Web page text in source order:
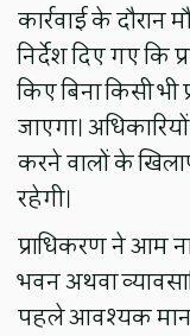
कार्रवाई के दौरान
निर्देश दिए गए कि
किए बिना किसी भी
जाएगा।
करने वालों के
रहेगी।
प्राधिकरण ने आम
भवन अथवा
पहले आवश्यक